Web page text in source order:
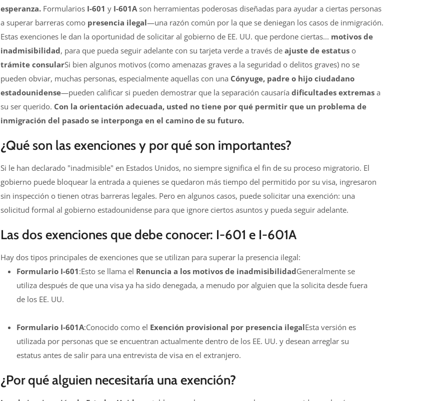
esperanza.Formularios I-601 y I-601Ason herramientas poderosas diseñadas para ayudar a ciertas personas
a superar barreras como presencia ilegal—una razón común por la que se deniegan los casos de inmigración.
Estas exenciones le dan la oportunidad de solicitar al gobierno de EE. UU. que perdone ciertas... motivos de
inadmisibilidad, para que pueda seguir adelante con su tarjeta verde a través de ajuste de estatuso
trámite consularSi bien algunos motivos (como amenazas graves a la seguridad o delitos graves) no se
pueden obviar, muchas personas, especialmente aquellas con una Cónyuge, padre o hijo ciudadano
estadounidense—pueden calificar si pueden demostrar que la separación causaría dificultades extremasa
su ser querido. Con la orientación adecuada, usted no tiene por qué permitir que un problema de
inmigración del pasado se interponga en el camino de su futuro.
¿Qué son las exenciones y por qué son importantes?
Si le han declarado "inadmisible" en Estados Unidos, no siempre significa el fin de su proceso migratorio. El
gobierno puede bloquear la entrada a quienes se quedaron más tiempo del permitido por su visa, ingresaron
sin inspección o tienen otras barreras legales. Pero en algunos casos, puede solicitar una exención: una
solicitud formal al gobierno estadounidense para que ignore ciertos asuntos y pueda seguir adelante.
Las dos exenciones que debe conocer: I-601 e I-601A
Hay dos tipos principales de exenciones que se utilizan para superar la presencia ilegal:
Formulario I-601:Esto se llama el Renuncia a los motivos de inadmisibilidadGeneralmente se
utiliza después de que una visa ya ha sido denegada, a menudo por alguien que la solicita desde fuera
de los EE. UU.
Formulario I-601A:Conocido como el Exención provisional por presencia ilegalEsta versión es
utilizada por personas que se encuentran actualmente dentro de los EE. UU. y desean arreglar su
estatus antes de salir para una entrevista de visa en el extranjero.
¿Por qué alguien necesitaría una exención?